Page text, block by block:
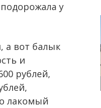
у
а вот балык
и
рублей,
лакомый